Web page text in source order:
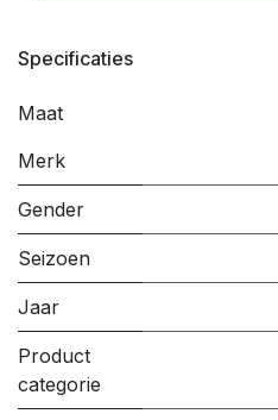
Specificaties
Maat
Merk
Gender
Seizoen
Jaar
Product
categorie